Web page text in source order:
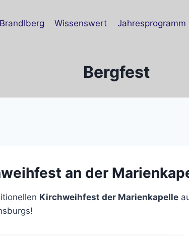
Brandlberg Wissenswert Jahresprogramm
Bergfest
an der
Kirchweihfest der Marienkapelle